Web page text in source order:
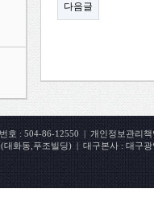
다음글
호 : 504-86-12550 | 개인정보관리
대화동,푸조빌딩) | 대구본사 : 대구